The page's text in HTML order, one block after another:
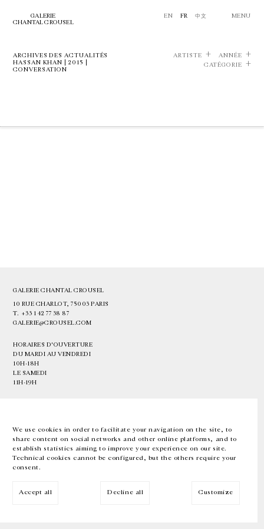
We use cookies in order to facilitate your navigation on the site, to
share content on social networks and other online platforms, and to
establish statistics aiming to improve your experience on our site.
Technical cookies cannot be configured, but the others require your
consent.
Accept all Decline all Customize
GALERIE
CHANTAL CROUSEL
EN FR 中文 MENU
ARCHIVES DES ACTUALITÉS
HASSAN KHAN | 2015 |
CONVERSATION
ARTISTE
ANNÉE
CATÉGORIE
GALERIE CHANTAL CROUSEL
10 RUE CHARLOT, 75003 PARIS
T. +33 1 42 77 38 87
GALERIE@CROUSEL.COM
HORAIRES D'OUVERTURE
DU MARDI AU VENDREDI
10H-18H
LE SAMEDI
11H-19H
EN FR 中文 Facebook Instagram
Inscrivez-vous à notre newsletter